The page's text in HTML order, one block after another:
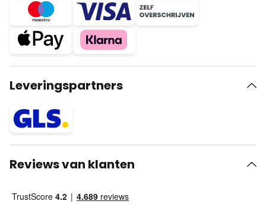
Leveringspartners
Reviews van klanten